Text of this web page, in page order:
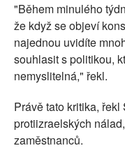
"Během minulého
že když se objeví
najednou uvidíte
souhlasit s politikou,
nemyslitelná," řekl.
Právě tato kritika,
protiizraelských
zaměstnanců.